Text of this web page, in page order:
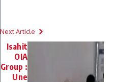
Next Article
Isahit
OIA
Group :
Une